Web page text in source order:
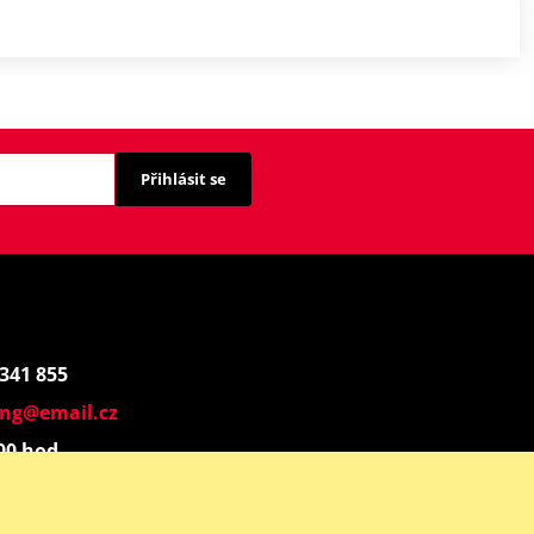
Přihlásit se
855
hod.